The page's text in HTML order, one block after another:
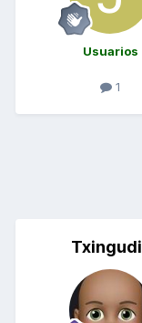
Usuarios
1
Txingudi